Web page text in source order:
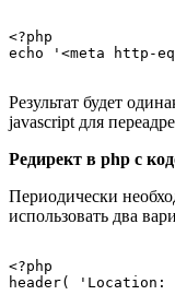
<?php
Результат будет
javascript для
Редирект в php с
Периодически
использовать два
<?php